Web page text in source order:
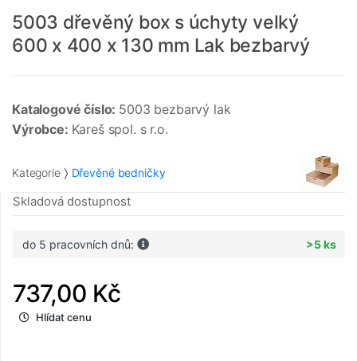
5003 dřevěný box s úchyty velký
600 x 400 x 130 mm Lak bezbarvý
Katalogové číslo: 5003 bezbarvý lak
Výrobce: Kareš spol. s r.o.
Kategorie Dřevěné bedničky
Skladová dostupnost
do 5 pracovních dnů: >5 ks
737,00 Kč
Hlídat cenu